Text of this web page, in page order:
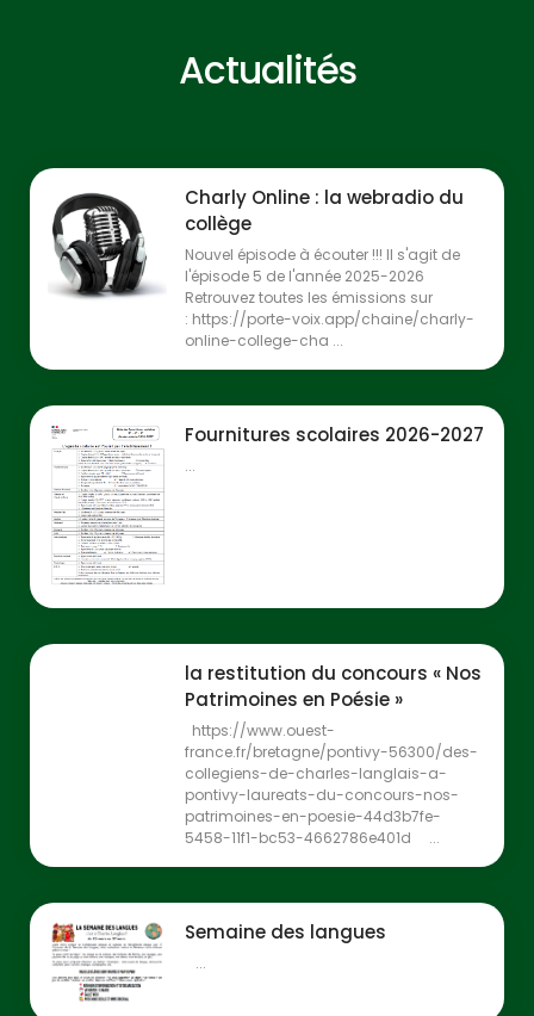
Actualités
Charly Online : la webradio du
collège
Nouvel épisode à écouter !!! Il s'agit de
l'épisode 5 de l'année 2025-2026
Retrouvez toutes les émissions sur
: https://porte-voix.app/chaine/charly-
online-college-cha ...
Fournitures scolaires 2026-2027
...
la restitution du concours « Nos
Patrimoines en Poésie »
https://www.ouest-
france.fr/bretagne/pontivy-56300/des-
collegiens-de-charles-langlais-a-
pontivy-laureats-du-concours-nos-
patrimoines-en-poesie-44d3b7fe-
5458-11f1-bc53-4662786e401d ...
Semaine des langues
...